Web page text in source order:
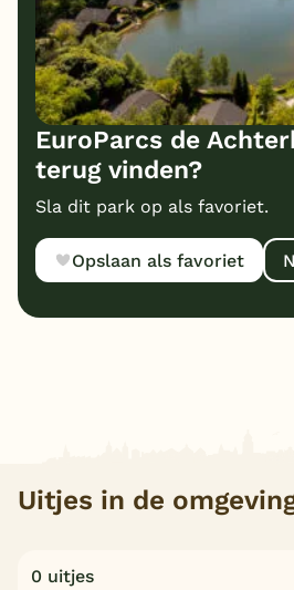
EuroParcs de
terug vinden?
Sla dit park op als favoriet.
Opslaan als favoriet
Uitjes in de
0 uitjes